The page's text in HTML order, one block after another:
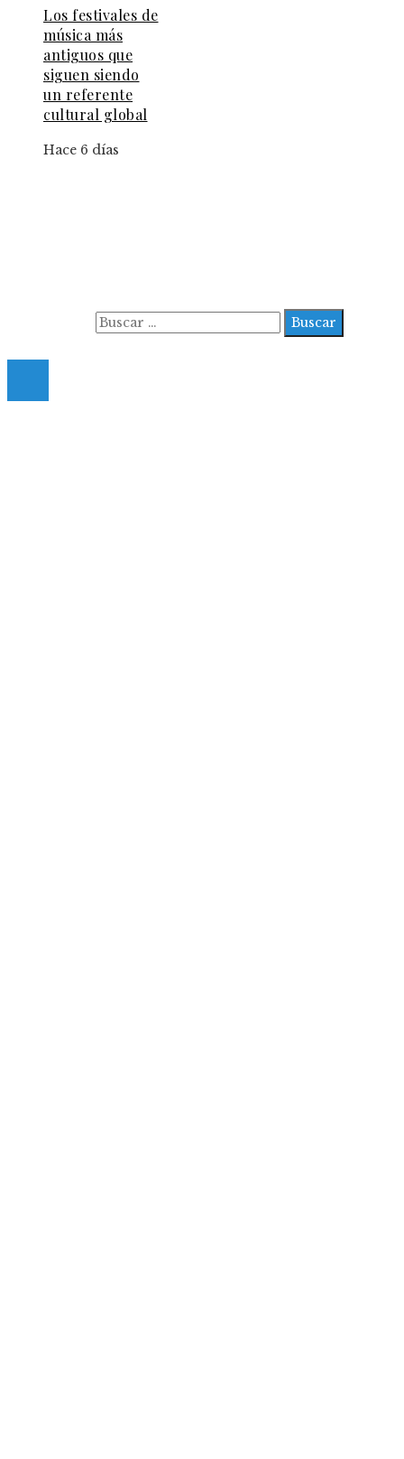
Los festivales de
música más
antiguos que
siguen siendo
un referente
cultural global
Hace 6 días